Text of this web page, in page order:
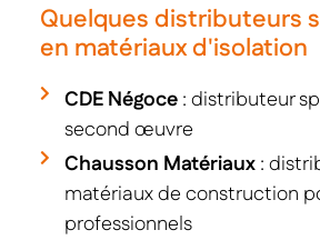
Quelques distributeurs
en matériaux d'isolation
CDE Négoce: distributeur
second œuvre
Chausson Matériaux:
matériaux de construction
professionnels